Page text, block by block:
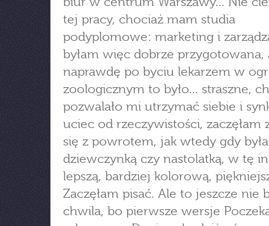
tej pracy, chociaż mam studia
podyplomowe: marketing i
byłam więc dobrze przygotowana,
naprawdę po byciu lekarzem w
zoologicznym to było... straszne,
pozwalało mi utrzymać siebie i
uciec od rzeczywistości, zaczęłam
się z powrotem, jak wtedy gdy
dziewczynką czy nastolatką, w tę
lepszą, bardziej kolorową,
Zaczęłam pisać. Ale to jeszcze nie
chwila, bo pierwsze wersje